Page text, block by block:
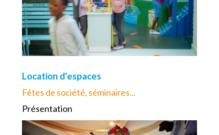
Location d'espaces
Fêtes de société, séminaires...
Présentation